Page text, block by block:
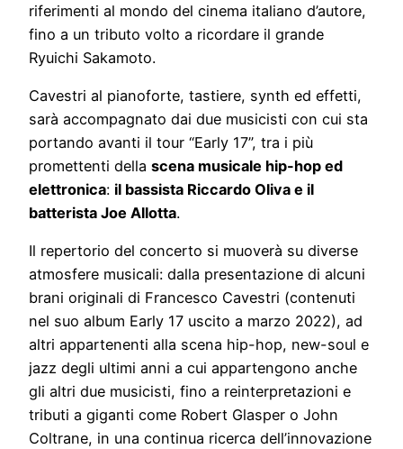
riferimenti al mondo del cinema italiano d’autore,
fino a un tributo volto a ricordare il grande
Ryuichi Sakamoto.
Cavestri al pianoforte, tastiere, synth ed effetti,
sarà accompagnato dai due musicisti con cui sta
portando avanti il tour “Early 17”, tra i più
promettenti della scena musicale hip-hop ed
elettronica: il bassista Riccardo Oliva e il
batterista Joe Allotta.
Il repertorio del concerto si muoverà su diverse
atmosfere musicali: dalla presentazione di alcuni
brani originali di Francesco Cavestri (contenuti
nel suo album Early 17 uscito a marzo 2022), ad
altri appartenenti alla scena hip-hop, new-soul e
jazz degli ultimi anni a cui appartengono anche
gli altri due musicisti, fino a reinterpretazioni e
tributi a giganti come Robert Glasper o John
Coltrane, in una continua ricerca dell’innovazione